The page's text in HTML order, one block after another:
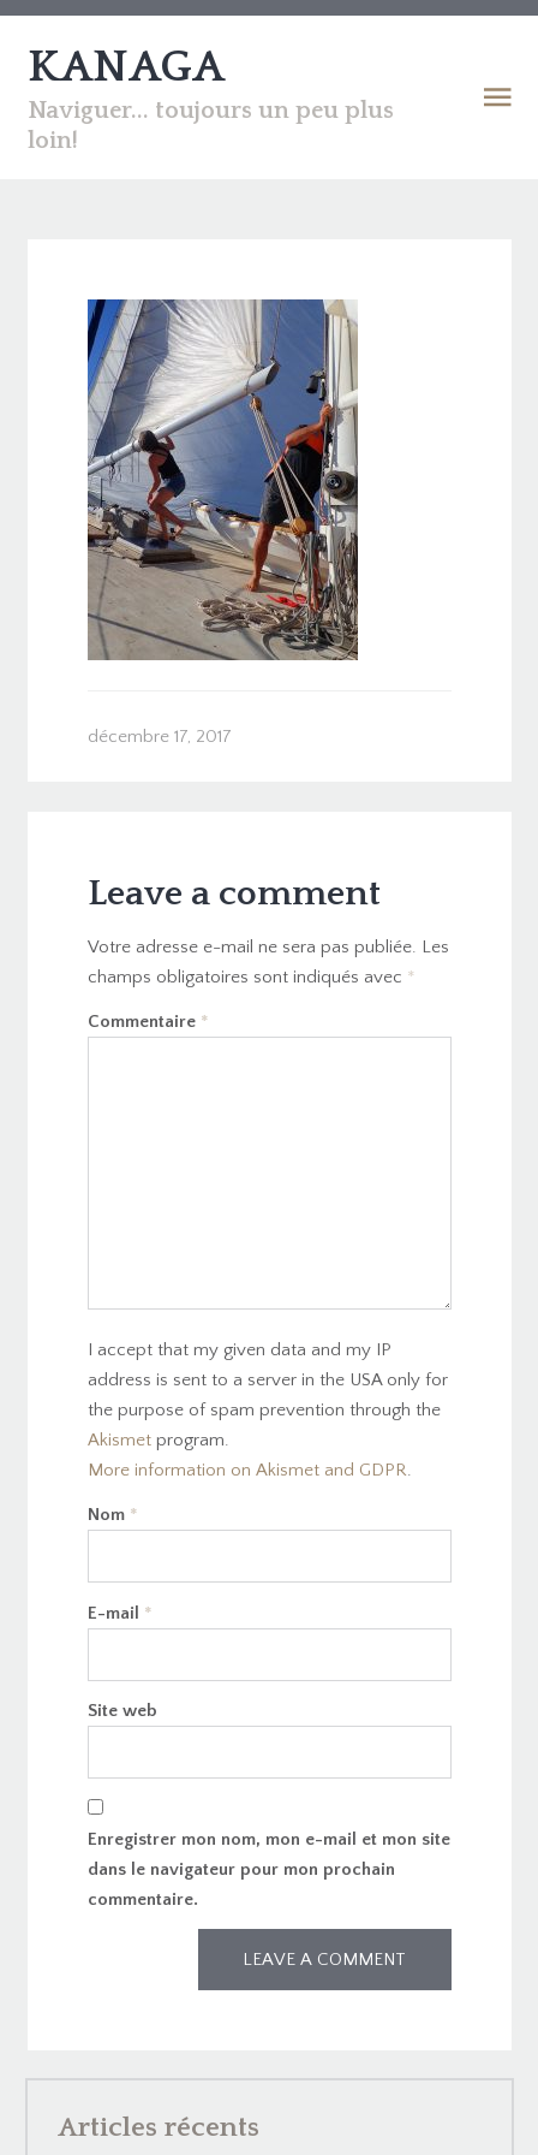
KANAGA
Naviguer... toujours un peu plus
loin!
décembre 17, 2017
Leave a comment
Votre adresse e-mail ne sera pas publiée. Les
champs obligatoires sont indiqués avec *
Commentaire *
I accept that my given data and my IP
address is sent to a server in the USA only for
the purpose of spam prevention through the
Akismetprogram.
More information on Akismet and GDPR.
Nom *
E-mail *
Site web
Enregistrer mon nom, mon e-mail et mon site
dans le navigateur pour mon prochain
commentaire.
Articles récents